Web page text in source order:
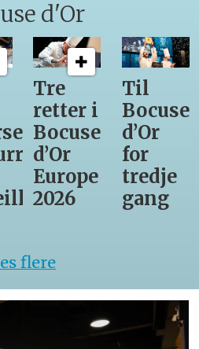
d'Or
Tre
retter i
Bocuse
d’Or
Europe
2026
Til
Bocuse
d’Or
for
tredje
gang
flere